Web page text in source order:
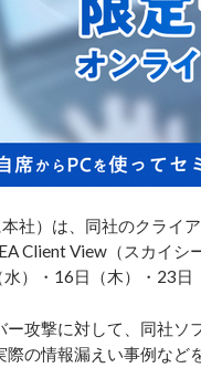
社）は、同社のクライ
Client View（スカイ
）・16日（木）・23日
攻撃に対して、同社ソ
の情報漏えい事例など